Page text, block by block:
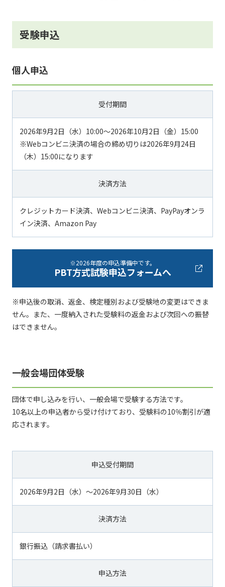
受験申込
個人申込
受付期間
2026年9月2日（水）10:00～2026年10月2日（金）15:00
※Webコンビニ決済の場合の締め切りは2026年9月24日
（木）15:00になります
決済方法
クレジットカード決済、Webコンビニ決済、PayPayオンラ
イン決済、Amazon Pay
※2026年度の申込準備中です。
PBT方式試験申込フォームへ
※申込後の取消、返金、検定種別および受験地の変更はできま
せん。また、一度納入された受験料の返金および次回への振替
はできません。
一般会場団体受験
団体で申し込みを行い、一般会場で受験する方法です。
10名以上の申込者から受け付けており、受験料の10％割引が適
応されます。
申込受付期間
2026年9月2日（水）～2026年9月30日（水）
決済方法
銀行振込（請求書払い）
申込方法